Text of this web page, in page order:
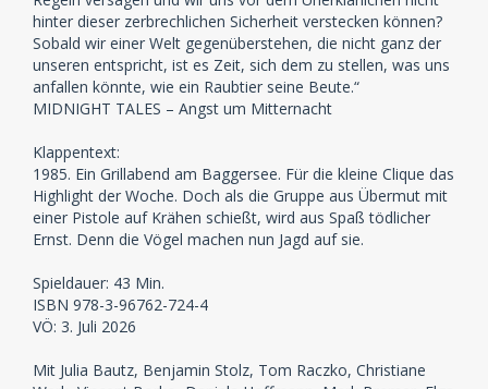
hinter dieser zerbrechlichen Sicherheit verstecken können?
Sobald wir einer Welt gegenüberstehen, die nicht ganz der
unseren entspricht, ist es Zeit, sich dem zu stellen, was uns
anfallen könnte, wie ein Raubtier seine Beute.“
MIDNIGHT TALES – Angst um Mitternacht
Klappentext:
1985. Ein Grillabend am Baggersee. Für die kleine Clique das
Highlight der Woche. Doch als die Gruppe aus Übermut mit
einer Pistole auf Krähen schießt, wird aus Spaß tödlicher
Ernst. Denn die Vögel machen nun Jagd auf sie.
Spieldauer: 43 Min.
ISBN 978-3-96762-724-4
VÖ: 3. Juli 2026
Mit Julia Bautz, Benjamin Stolz, Tom Raczko, Christiane